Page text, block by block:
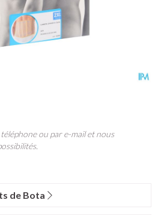
ou par e-mail et nous
de Bota